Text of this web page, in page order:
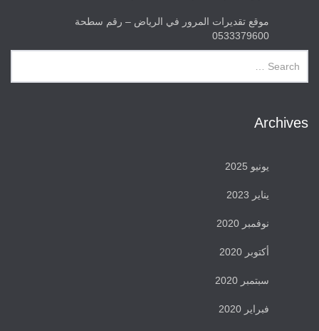
موقع تقديرات المرور في الرياض – رقم سطحة
0533379600
Archives
يونيو 2025
يناير 2023
نوفمبر 2020
أكتوبر 2020
سبتمبر 2020
فبراير 2020